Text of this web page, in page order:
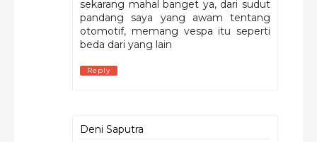
sekarang mahal banget ya, dari sudut
pandang saya yang awam tentang
otomotif, memang vespa itu seperti
beda dari yang lain
Reply
Deni Saputra